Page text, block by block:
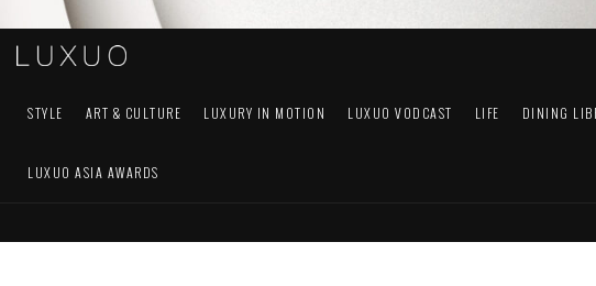
STYLE ART & CULTURE LUXURY IN MOTION LUXUO VODCAST LIFE DINING
LUXUO ASIA AWARDS